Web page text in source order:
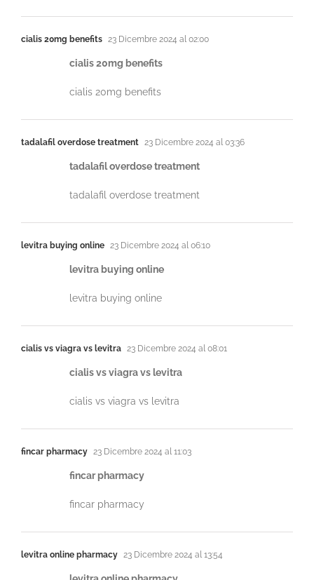
cialis 20mg benefits 23 Dicembre 2024 al 02:00
cialis 20mg benefits
cialis 20mg benefits
tadalafil overdose treatment 23 Dicembre 2024 al 03:36
tadalafil overdose treatment
tadalafil overdose treatment
levitra buying online 23 Dicembre 2024 al 06:10
levitra buying online
levitra buying online
cialis vs viagra vs levitra 23 Dicembre 2024 al 08:01
cialis vs viagra vs levitra
cialis vs viagra vs levitra
fincar pharmacy 23 Dicembre 2024 al 11:03
fincar pharmacy
fincar pharmacy
levitra online pharmacy 23 Dicembre 2024 al 13:54